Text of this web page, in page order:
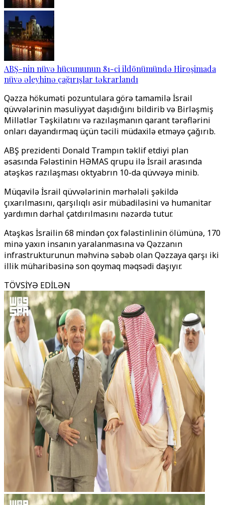
ABŞ-nin nüvə hücumunun 81-ci ildönümündə Hiroşimada
nüvə əleyhinə çağırışlar təkrarlandı
Qəzza hökuməti pozuntulara görə tamamilə İsrail
qüvvələrinin məsuliyyət daşıdığını bildirib və Birləşmiş
Millətlər Təşkilatını və razılaşmanın qarant tərəflərini
onları dayandırmaq üçün təcili müdaxilə etməyə çağırıb.
ABŞ prezidenti Donald Trampın təklif etdiyi plan
əsasında Fələstinin HƏMAS qrupu ilə İsrail arasında
atəşkəs razılaşması oktyabrın 10-da qüvvəyə minib.
Müqavilə İsrail qüvvələrinin mərhələli şəkildə
çıxarılmasını, qarşılıqlı əsir mübadiləsini və humanitar
yardımın dərhal çatdırılmasını nəzərdə tutur.
Atəşkəs İsrailin 68 mindən çox fələstinlinin ölümünə, 170
minə yaxın insanın yaralanmasına və Qəzzanın
infrastrukturunun məhvinə səbəb olan Qəzzaya qarşı iki
illik müharibəsinə son qoymaq məqsədi daşıyır.
TÖVSİYƏ EDİLƏN